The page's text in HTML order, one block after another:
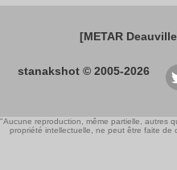
[METAR
stanakshot © 2005-2026
"Aucune reproduction, même partielle, autres
propriété intellectuelle, ne peut être faite de